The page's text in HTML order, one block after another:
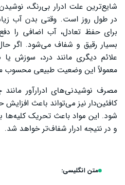
شایع‌ترین علت ادرار بی‌رنگ،
در طول روز است. وقتی بدن آب
برای حفظ تعادل، آب اضافی را
بسیار رقیق و شفاف می‌شود. اگر
علائم دیگری مانند درد، سوزش
معمولاً این وضعیت طبیعی محسوب
مصرف نوشیدنی‌های ادرارآور
کافئین‌دار نیز می‌تواند باعث
شود. این مواد باعث تحریک کلیه‌ها
و در نتیجه ادرار شفاف‌تر خواهد شد.
متن انگلیسی: